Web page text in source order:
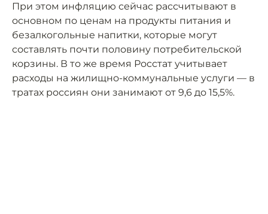
При этом инфляцию сейчас рассчитывают в
основном по ценам на продукты питания и
безалкогольные напитки, которые могут
составлять почти половину потребительской
корзины. В то же время Росстат учитывает
расходы на жилищно-коммунальные услуги — в
тратах россиян они занимают от 9,6 до 15,5%.